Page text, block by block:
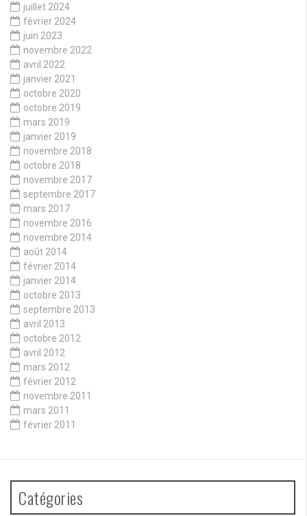
juillet 2024
février 2024
juin 2023
novembre 2022
avril 2022
janvier 2021
octobre 2020
octobre 2019
mars 2019
janvier 2019
novembre 2018
octobre 2018
novembre 2017
septembre 2017
mars 2017
novembre 2016
novembre 2014
août 2014
février 2014
janvier 2014
octobre 2013
septembre 2013
avril 2013
octobre 2012
avril 2012
mars 2012
février 2012
novembre 2011
mars 2011
février 2011
Catégories